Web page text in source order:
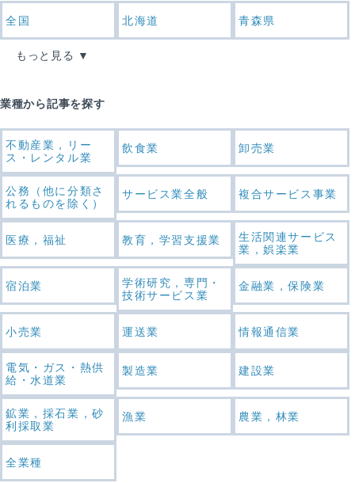
全国 北海道 青森県
もっと見る
業種から記事を探す
不動産業，リー
ス・レンタル業
飲食業 卸売業
公務（他に分類さ
れるものを除く）
サービス業全般 複合サービス事業
医療，福祉 教育，学習支援業
生活関連サービス
業，娯楽業
宿泊業
学術研究，専門・
技術サービス業
金融業，保険業
小売業 運送業 情報通信業
電気・ガス・熱供
給・水道業
製造業 建設業
鉱業，採石業，砂
利採取業
漁業 農業，林業
全業種